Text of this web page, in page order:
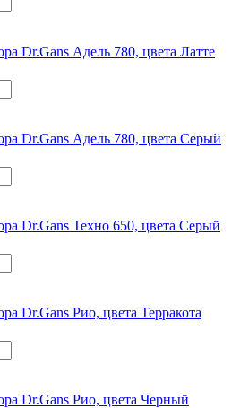
Dr.Gans Адель 780, цвета Латте
Dr.Gans Адель 780, цвета Серый
Dr.Gans Техно 650, цвета Серый
Dr.Gans Рио, цвета Терракота
Dr.Gans Рио, цвета Черный